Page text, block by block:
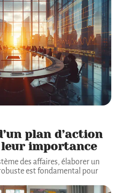
plan d’action
importance
des affaires, élaborer un
est fondamental pour